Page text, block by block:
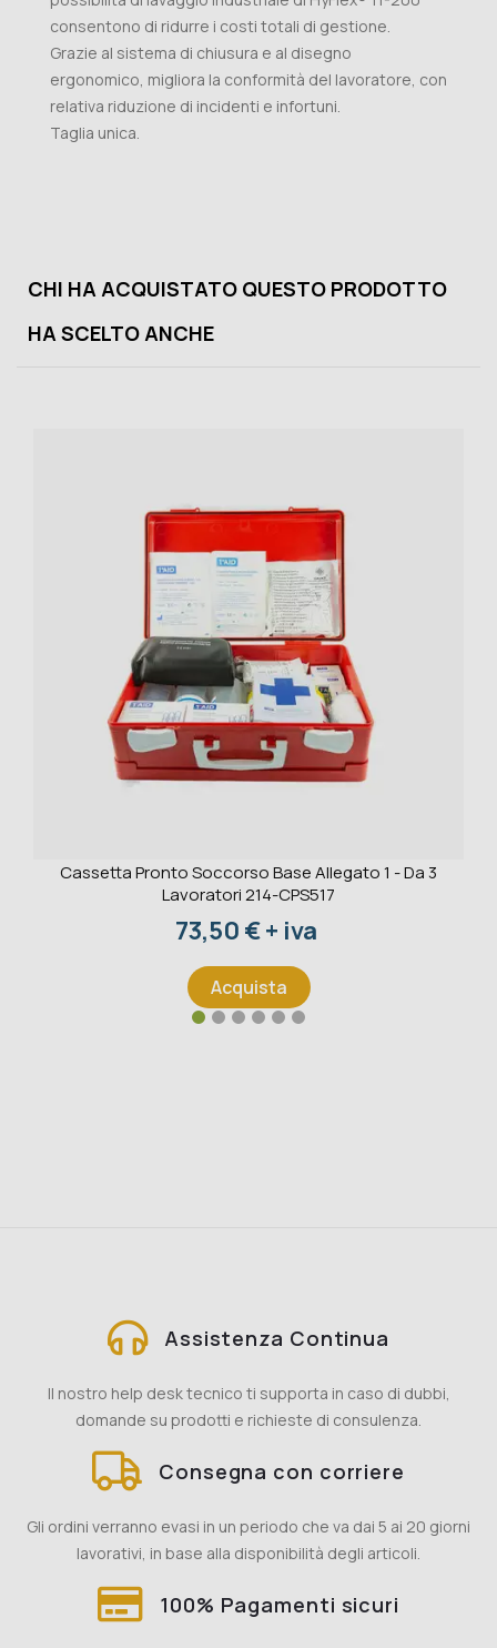
consentono di ridurre i costi totali di gestione.
Grazie al sistema di chiusura e al disegno
ergonomico, migliora la conformità del lavoratore, con
relativa riduzione di incidenti e infortuni.
Taglia unica.
CHI HA ACQUISTATO QUESTO PRODOTTO
HA SCELTO ANCHE
Cassetta Pronto Soccorso Base Allegato 1 - Da 3
Lavoratori 214-CPS517
Prezzo
73,50 € + iva
Acquista
Assistenza Continua
Il nostro help desk tecnico ti supporta in caso di dubbi,
domande su prodotti e richieste di consulenza.
Consegna con corriere
Gli ordini verranno evasi in un periodo che va dai 5 ai 20 giorni
lavorativi, in base alla disponibilità degli articoli.
100% Pagamenti sicuri